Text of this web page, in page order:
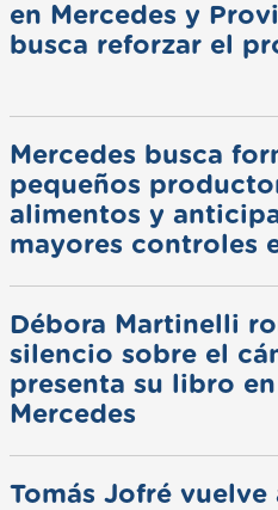
en Mercedes y
busca reforzar el
Mercedes busca
pequeños
alimentos y
mayores controles
Débora Martinelli
silencio sobre el
presenta su libro en
Mercedes
Tomás Jofré vuelve